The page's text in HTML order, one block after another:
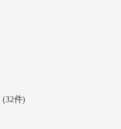
(32件)